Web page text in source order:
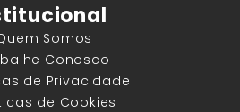
Somos
Conosco
de Privacidade
de Cookies